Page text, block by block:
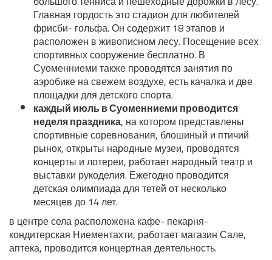
Главная гордость это стадион для любителей
фрисби- гольфа. Он содержит 18 этапов и
расположен в живописном лесу. Посещение всех
спортивных сооружение бесплатно. В
Суоменниеми также проводятся занятия по
аэробике на свежем воздухе, есть качалка и две
площадки для детского спорта.
каждый июль в Суоменниеми проводится
неделя праздника, на котором представлены
спортивные соревнования, блошиный и птичий
рынок, открыты народные музеи, проводятся
концерты и лотереи, работает народный театр и
выставки рукоделия. Ежегодно проводится
детская олимпиада для тетей от несколько
месяцев до 14 лет.
в центре села расположена кафе- пекарня-
кондитерская Ниементахти, работает магазин Сале,
аптека, проводится концертная деятельность.